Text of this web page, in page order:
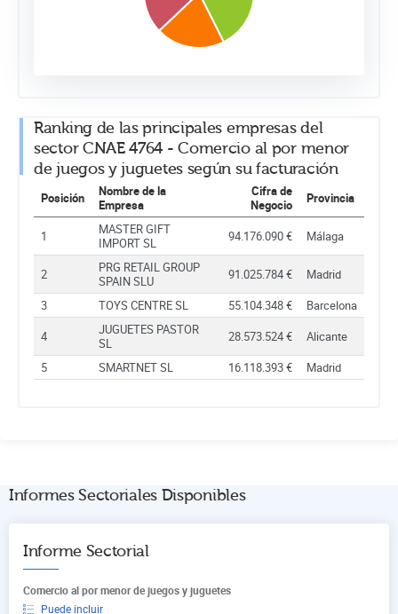
Ranking de las principales empresas del
sector CNAE 4764 - Comercio al por menor
de juegos y juguetes según su facturación
Posición
Nombre de la
Empresa
Cifra de
Negocio
Provincia
1
MASTER GIFT
IMPORT SL
94.176.090 € Málaga
2
PRG RETAIL GROUP
SPAIN SLU
91.025.784 €
Madrid
3
TOYS CENTRE SL 55.104.348 €
Barcelona
4
JUGUETES PASTOR
SL
28.573.524 €
Alicante
5
SMARTNET SL 16.118.393 € Madrid
Informes Sectoriales Disponibles
Informe Sectorial
Comercio al por menor de juegos y juguetes
Puede incluir